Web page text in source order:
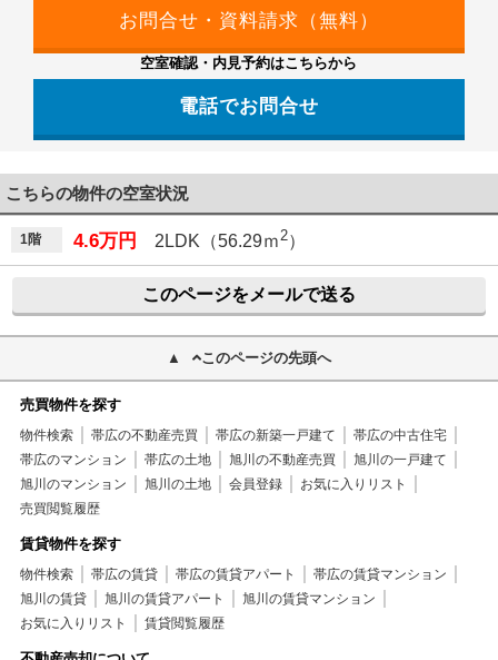
空室確認・内見予約はこちらから
電話でお問合せ
こちらの物件の空室状況
1階 4.6万円 2LDK（56.29ｍ2）
このページをメールで送る
このページの先頭へ
売買物件を探す
物件検索 帯広の不動産売買 帯広の新築一戸建て
帯広の中古住宅
帯広のマンション
帯広の土地 旭川の不動産売買
旭川の一戸建て
旭川のマンション
旭川の土地 会員登録
お気に入りリスト
売買閲覧履歴
賃貸物件を探す
物件検索 帯広の賃貸 帯広の賃貸アパート
帯広の賃貸マンション
旭川の賃貸
旭川の賃貸アパート
旭川の賃貸マンション
お気に入りリスト
賃貸閲覧履歴